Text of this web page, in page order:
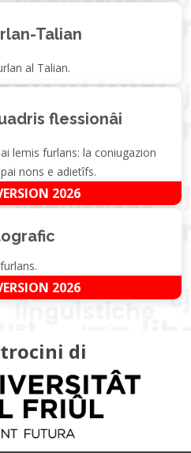
Talian
al Talian.
flessionâi
lemis furlans: la coniugazion
nons e adietîfs.
2026
2026
di